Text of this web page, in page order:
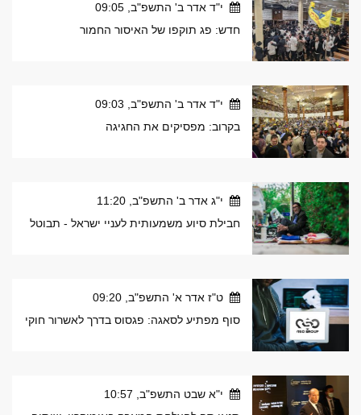
י"ד אדר ב' התשפ"ב, 09:05
חדש: פג תוקפו של האיסור החמור
י"ד אדר ב' התשפ"ב, 09:03
בקרוב: מפסיקים את החגיגה
י"ג אדר ב' התשפ"ב, 11:20
חבילת סיוע משמעותית לעניי ישראל - תבוטל
ט"ז אדר א' התשפ"ב, 09:20
סוף מפתיע לסאגה: פגסוס בדרך לאשרור חוקי
י"א שבט התשפ"ב, 10:57